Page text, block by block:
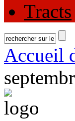
Tracts
Accueil